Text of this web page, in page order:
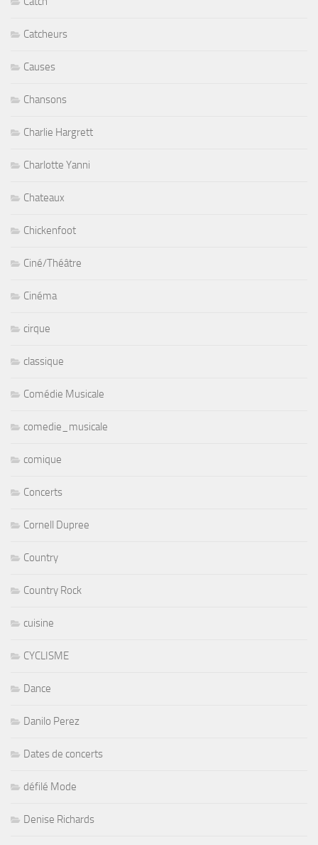
Catcheurs
Causes
Chansons
Charlie Hargrett
Charlotte Yanni
Chateaux
Chickenfoot
Ciné/Théâtre
Cinéma
cirque
classique
Comédie Musicale
comedie_musicale
comique
Concerts
Cornell Dupree
Country
Country Rock
cuisine
CYCLISME
Dance
Danilo Perez
Dates de concerts
défilé Mode
Denise Richards